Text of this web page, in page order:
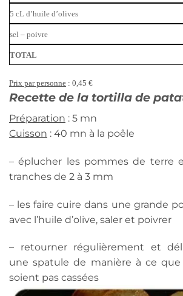
5 cL d’huile d’olives
sel – poivre
TOTAL
Prix par personne : 0,45 €
Recette de la tortilla de
Préparation : 5 mn
Cuisson : 40 mn à la poêle
– éplucher les pommes de terre
tranches de 2 à 3 mm
– les faire cuire dans une grande
avec l’huile d’olive, saler et poivrer
– retourner régulièrement et
une spatule de manière à ce
soient pas cassées